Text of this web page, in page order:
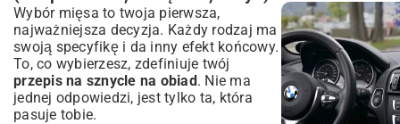
Wybór mięsa to twoja pierwsza,
najważniejsza decyzja. Każdy rodzaj ma
swoją specyfikę i da inny efekt końcowy.
To, co wybierzesz, zdefiniuje twój
przepis na sznycle na obiad. Nie ma
jednej odpowiedzi, jest tylko ta, która
pasuje tobie.